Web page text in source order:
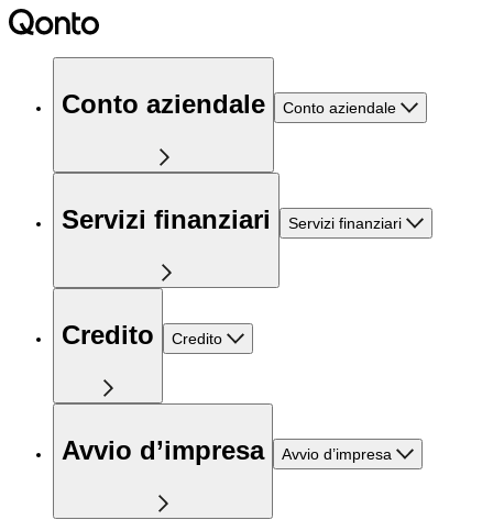
Conto aziendale Conto aziendale
Servizi finanziari Servizi finanziari
Credito Credito
Avvio d’impresa Avvio d’impresa